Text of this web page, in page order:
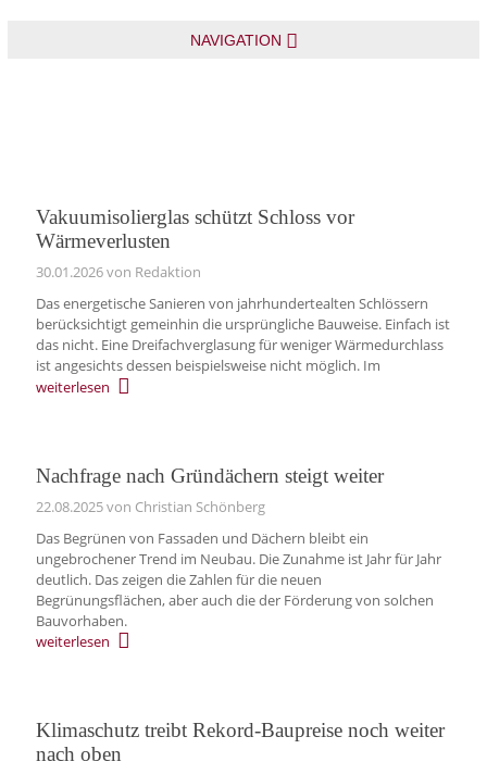
NAVIGATION
Vakuumisolierglas schützt Schloss vor
Wärmeverlusten
30.01.2026von Redaktion
Das energetische Sanieren von jahrhundertealten Schlössern
berücksichtigt gemeinhin die ursprüngliche Bauweise. Einfach ist
das nicht. Eine Dreifachverglasung für weniger Wärmedurchlass
ist angesichts dessen beispielsweise nicht möglich. Im
weiterlesen
Nachfrage nach Gründächern steigt weiter
22.08.2025von Christian Schönberg
Das Begrünen von Fassaden und Dächern bleibt ein
ungebrochener Trend im Neubau. Die Zunahme ist Jahr für Jahr
deutlich. Das zeigen die Zahlen für die neuen
Begrünungsflächen, aber auch die der Förderung von solchen
Bauvorhaben.
weiterlesen
Klimaschutz treibt Rekord-Baupreise noch weiter
nach oben